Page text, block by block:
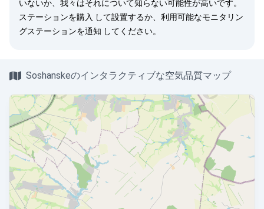
いないか、我々はそれについて知らない可能性が高いです。
ステーションを購入 して設置するか、利用可能なモニタリン
グステーションを通知 してください。
Soshanskeのインタラクティブな空気品質マップ